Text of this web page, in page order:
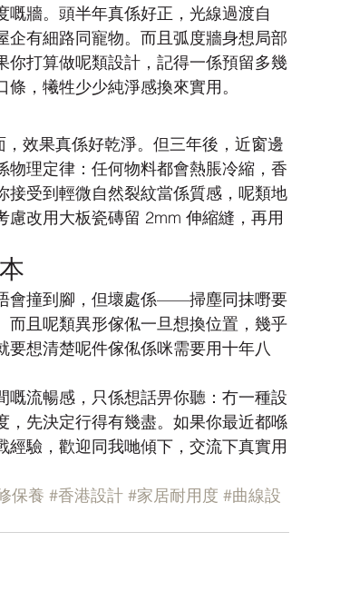
牆。頭半年真係好正，光線過渡自
有細路同寵物。而且弧度牆身想局部
打算做呢類設計，記得一係預留多幾
，犧牲少少純淨感換來實用。
效果真係好乾淨。但三年後，近窗邊
理定律：任何物料都會熱脹冷縮，香
受到輕微自然裂紋當係質感，呢類地
改用大板瓷磚留 2mm 伸縮縫，再用
會撞到腳，但壞處係——掃塵同抹嘢要
且呢類異形傢俬一旦想換位置，幾乎
想清楚呢件傢俬係咪需要用十年八
流暢感，只係想話畀你聽：冇一種設
先決定行得有幾盡。如果你最近都喺
驗，歡迎同我哋傾下，交流下真實用
保養 #香港設計 #家居耐用度 #曲線設